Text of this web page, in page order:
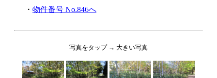
・ 物件番号 No.846へ
写真をタップ → 大きい写真